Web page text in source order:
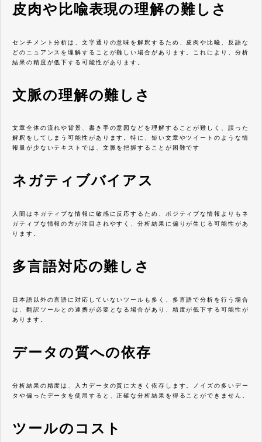
皮肉や比喩表現の理解の難しさ
センチメント分析は、文字通りの意味を解釈するため、皮肉や比喩、反語な
どのニュアンスを理解することが難しい場合があります。これにより、分析
結果の精度が低下する可能性があります。
文脈の理解の難しさ
文章全体の流れや背景、書き手の意図などを理解することが難しく、誤った
解釈をしてしまう可能性があります。特に、短い文章やツイートのような情
報量が少ないテキストでは、文脈を把握することが困難です
ネガティブバイアス
人間はネガティブな情報に敏感に反応するため、ポジティブな情報よりもネ
ガティブな情報の方が注目されやすく、分析結果に偏りが生じる可能性があ
ります。
多言語対応の難しさ
日本語以外の言語に対応していないツールも多く、多言語で分析を行う場合
は、翻訳ツールとの連携が必要となる場合があり、精度が低下する可能性が
あります。
データの質への依存
分析結果の精度は、入力データの質に大きく依存します。ノイズの多いデー
タや偏ったデータを使用すると、正確な分析結果を得ることができません。
ツールのコスト